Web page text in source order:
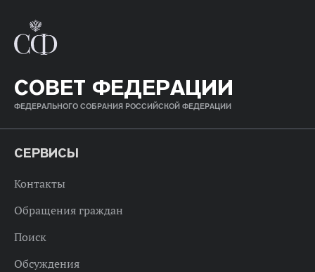
СОВЕТ ФЕДЕРАЦИИ
ФЕДЕРАЛЬНОГО СОБРАНИЯ РОССИЙСКОЙ ФЕДЕРАЦИИ
СЕРВИСЫ
Контакты
Обращения граждан
Поиск
Обсуждения